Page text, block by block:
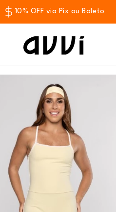
10% OFF via Pix ou Boleto